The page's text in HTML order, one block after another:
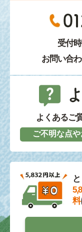
受付
お問い合
よくあるご
ご不明な点
料